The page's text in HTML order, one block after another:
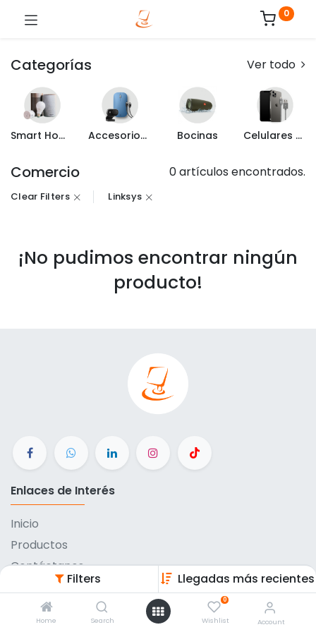
Filters Llegadas más recientes
Home Search
0
Wishlist Account
0
Categorías Ver todo
Smart Home Accesorios de Computo Bocinas Celulares y Mas
Comercio 0 artículos encontrados.
Clear Filters Linksys
¡No pudimos encontrar ningún
producto!
Enlaces de Interés
Inicio
Productos
Contáctanos
Métodos de pago
Eventos